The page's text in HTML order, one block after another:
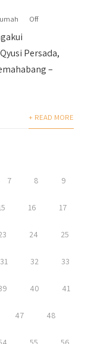
Off
Persada,
–
+ READ MORE
7 8 9
16 17
24 25
31 32 33
40 41
47 48